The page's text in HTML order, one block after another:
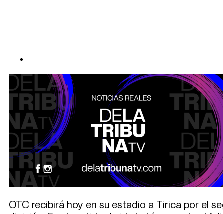
OTC recibirá hoy en su estadio a Tirica por el